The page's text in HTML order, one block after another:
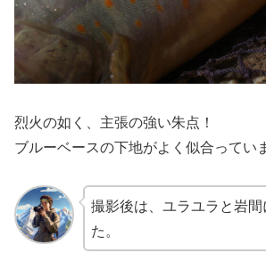
烈火の如く、主張の強い朱点！
ブルーベースの下地がよく似合ってい
撮影後は、ユラユラと岩
た。